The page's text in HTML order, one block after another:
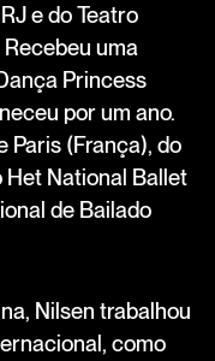
e do Teatro
uma
Princess
por um ano.
Paris (França), do
Het National Ballet
de Bailado
Nilsen trabalhou
como